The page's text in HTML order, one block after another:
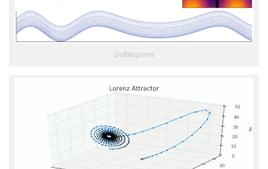
Grafikleştirme